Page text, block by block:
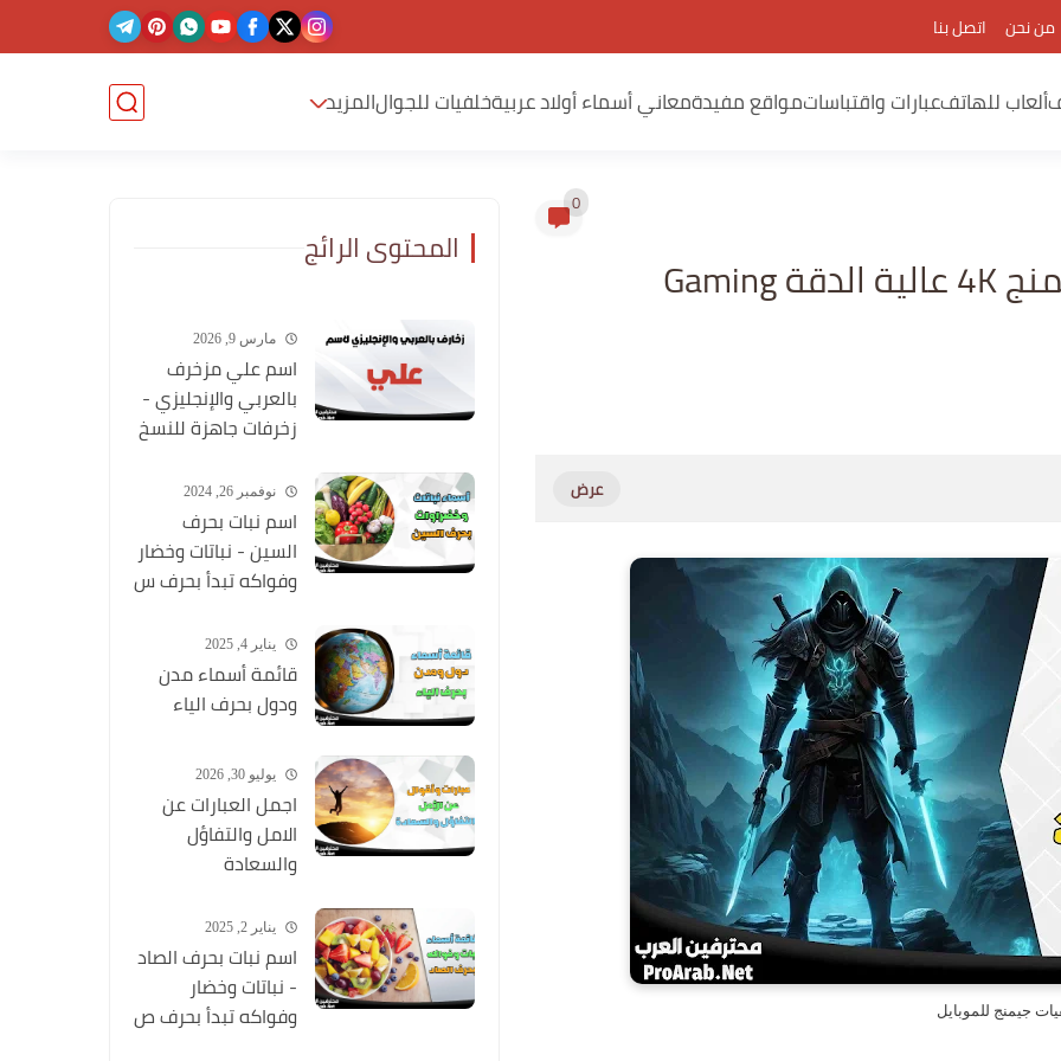
من نحن اتصل بنا
ألعاب للهاتفعبارات واقتباساتمواقع مفيدةمعاني أسماء أولاد عربيةخلفيات للجوالالمزيد
0
تطبيق تحميل صور خلفيات جيمنج 4K عالية الدقة Gaming
جيمنج للموبايل
المحتوى الرائج
مارس 9, 2026
اسم علي مزخرف
بالعربي والإنجليزي -
زخرفات جاهزة للنسخ
نوفمبر 26, 2024
اسم نبات بحرف
السين - نباتات وخضار
وفواكه تبدأ بحرف س
يناير 4, 2025
قائمة أسماء مدن
ودول بحرف الياء
يوليو 30, 2026
اجمل العبارات عن
الامل والتفاؤل
والسعادة
يناير 2, 2025
اسم نبات بحرف الصاد
- نباتات وخضار
وفواكه تبدأ بحرف ص